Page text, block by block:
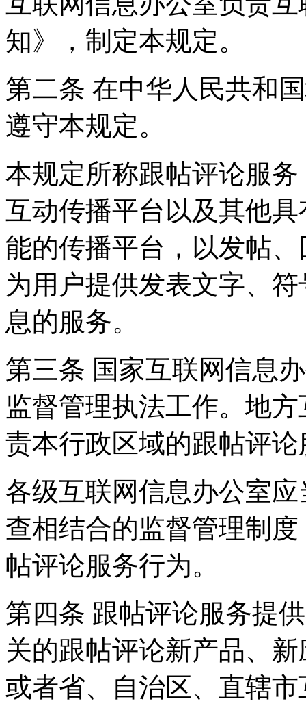
知》，制定本规定。
第二条 在中华人民共和
遵守本规定。
本规定所称跟帖评论服
互动传播平台以及其他
能的传播平台，以发帖
为用户提供发表文字、
息的服务。
第三条 国家互联网信息
监督管理执法工作。地
责本行政区域的跟帖评
各级互联网信息办公室
查相结合的监督管理制
帖评论服务行为。
第四条 跟帖评论服务提
关的跟帖评论新产品、
或者省、自治区、直辖